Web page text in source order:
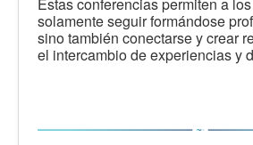
Estas conferencias permiten a
solamente seguir formándose
sino también conectarse y crear
el intercambio de experiencias y